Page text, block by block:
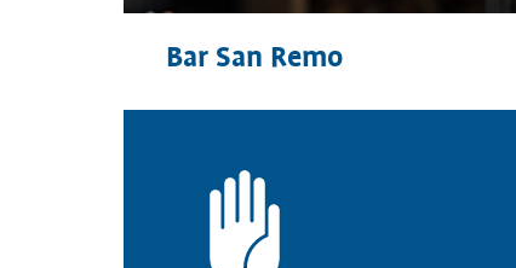
Bar San Remo